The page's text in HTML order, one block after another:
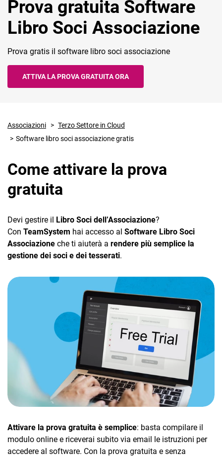
CRM
Email Marketing
Fatturazione
Trust Services
TeamSystem Corporate
TeamSystem Store
Prova gratuita Software
Libro Soci Associazione
Prova gratis il software libro soci associazione
ATTIVA LA PROVA GRATUITA ORA
Associazioni
Terzo Settore in Cloud
Software libro soci associazione gratis
Come attivare la prova
gratuita
Devi gestire il Libro Soci dell’Associazione?
Con TeamSystem hai accesso al Software Libro Soci
Associazione che ti aiuterà a rendere più semplice la
gestione dei soci e dei tesserati.
Attivare la prova gratuita è semplice: basta compilare il
modulo online e riceverai subito via email le istruzioni per
accedere al software. Con la prova gratuita e senza